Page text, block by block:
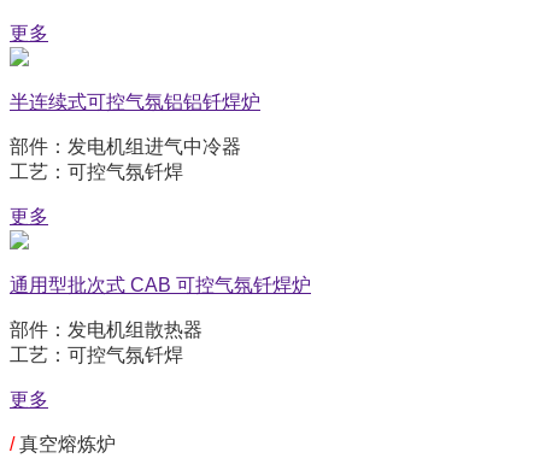
更多
半连续式可控气氛铝铝钎焊炉
部件：发电机组进气中冷器
工艺：可控气氛钎焊
更多
通用型批次式 CAB 可控气氛钎焊炉
部件：发电机组散热器
工艺：可控气氛钎焊
更多
/真空熔炼炉